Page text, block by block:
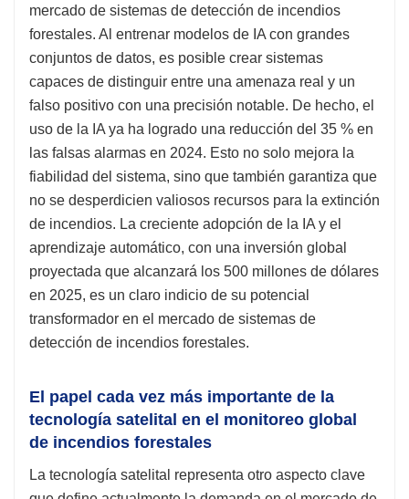
mercado de sistemas de detección de incendios
forestales. Al entrenar modelos de IA con grandes
conjuntos de datos, es posible crear sistemas
capaces de distinguir entre una amenaza real y un
falso positivo con una precisión notable. De hecho, el
uso de la IA ya ha logrado una reducción del 35 % en
las falsas alarmas en 2024. Esto no solo mejora la
fiabilidad del sistema, sino que también garantiza que
no se desperdicien valiosos recursos para la extinción
de incendios. La creciente adopción de la IA y el
aprendizaje automático, con una inversión global
proyectada que alcanzará los 500 millones de dólares
en 2025, es un claro indicio de su potencial
transformador en el mercado de sistemas de
detección de incendios forestales.
El papel cada vez más importante de la
tecnología satelital en el monitoreo global
de incendios forestales
La tecnología satelital representa otro aspecto clave